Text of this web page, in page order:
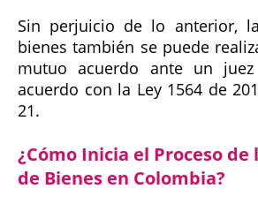
Sin perjuicio de lo anterior,
bienes también se puede
mutuo acuerdo ante un
acuerdo con la Ley 1564 de
21.
¿Cómo Inicia el Proceso de
de Bienes en Colombia?